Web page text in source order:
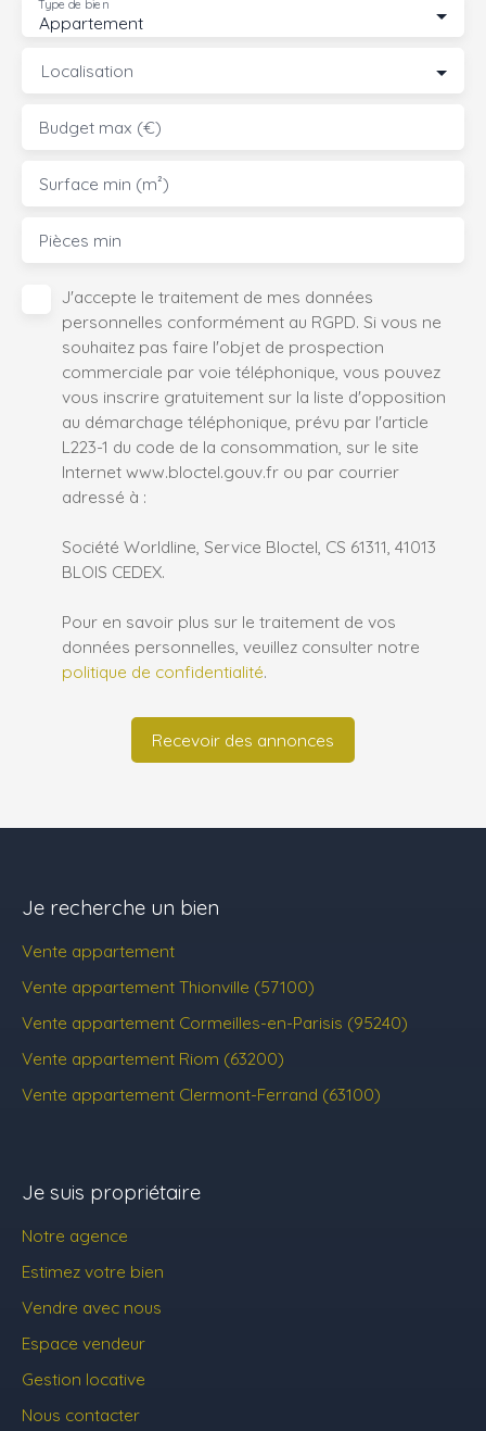
Appartement
Type de bien
Localisation
Budget max (€)
Surface min (m²)
Pièces min
J'accepte le traitement de mes données
personnelles conformément au RGPD. Si vous ne
souhaitez pas faire l'objet de prospection
commerciale par voie téléphonique, vous pouvez
vous inscrire gratuitement sur la liste d'opposition
au démarchage téléphonique, prévu par l'article
L223-1 du code de la consommation, sur le site
Internet www.bloctel.gouv.fr ou par courrier
adressé à :
Société Worldline, Service Bloctel, CS 61311, 41013
BLOIS CEDEX.
Pour en savoir plus sur le traitement de vos
données personnelles, veuillez consulter notre
politique de confidentialité.
Recevoir des annonces
Je recherche un bien
Vente appartement
Vente appartement Thionville (57100)
Vente appartement Cormeilles-en-Parisis (95240)
Vente appartement Riom (63200)
Vente appartement Clermont-Ferrand (63100)
Je suis propriétaire
Notre agence
Estimez votre bien
Vendre avec nous
Espace vendeur
Gestion locative
Nous contacter